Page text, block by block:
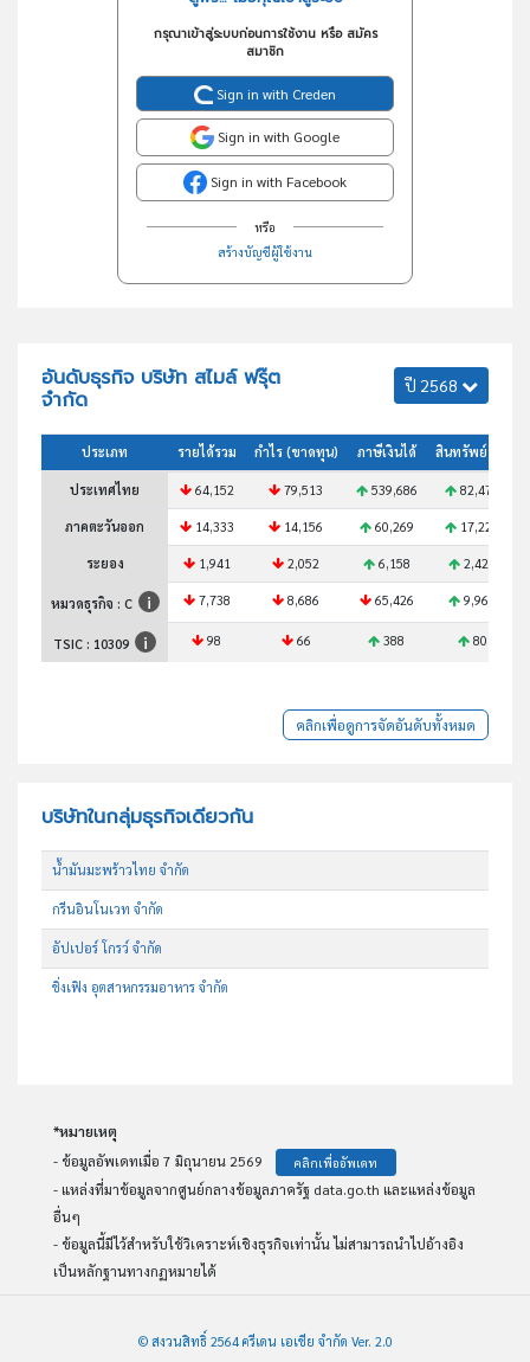
กรุณาเข้าสู่ระบบก่อนการใช้งาน หรือ สมัคร
สมาชิก
Sign in with Creden
Sign in with Google
Sign in with Facebook
หรือ
สร้างบัญชีผู้ใช้งาน
อันดับธุรกิจ บริษัท สไมล์ ฟรุ๊ต
จำกัด
ปี 2568
ประเภท รายได้รวม กำไร (ขาดทุน) ภาษีเงินได้ สินทรัพย์รวม
ประเทศไทย 64,152 79,513 539,686 82,471
ภาคตะวันออก 14,333 14,156 60,269 17,224
ระยอง 1,941 2,052 6,158 2,426
หมวดธุรกิจ : C 7,738 8,686 65,426 9,964
TSIC : 10309 98 66 388 80
คลิกเพื่อดูการจัดอันดับทั้งหมด
บริษัทในกลุ่มธุรกิจเดียวกัน
น้ำมันมะพร้าวไทย จำกัด
กรีนอินโนเวท จำกัด
อัปเปอร์ โกรว์ จำกัด
ชิ่งเฟิง อุตสาหกรรมอาหาร จำกัด
*หมายเหตุ
- ข้อมูลอัพเดทเมื่อ 7 มิถุนายน 2569
คลิกเพื่ออัพเดท
- แหล่งที่มาข้อมูลจากศูนย์กลางข้อมูลภาครัฐ data.go.th และแหล่งข้อมูล
อื่นๆ
- ข้อมูลนี้มีไว้สำหรับใช้วิเคราะห์เชิงธุรกิจเท่านั้น ไม่สามารถนำไปอ้างอิง
เป็นหลักฐานทางกฏหมายได้
© สงวนสิทธิ์ 2564 ครีเดน เอเชีย จำกัด Ver. 2.0